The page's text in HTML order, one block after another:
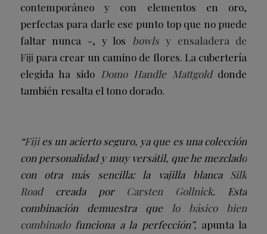
contemporáneo y con elementos en oro,
perfectas para darle ese punto top que no puede
faltar nunca -, y los bowlsy ensaladera de
Fiji para crear un camino de flores. La cubertería
elegida ha sido Domo Handle Mattgolddonde
también resalta el tono dorado.
“Fijies un acierto seguro, ya que es una colección
con personalidad y muy versátil, que he mezclado
con otra más sencilla: la vajilla blanca Silk
Roadcreada por Carsten Gollnick. Esta
combinación demuestra que lo básico bien
combinadofunciona a la perfección”, apunta la